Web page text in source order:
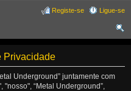
Ligue-se
Registe-se
Privacidade
Underground” juntamente com
“Metal Underground”,